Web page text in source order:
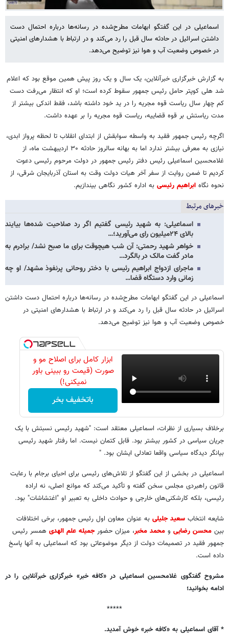
اسماعیلی در این گفتگو ابهامات مطرح‌شده در رسانه‌ها درباره احتمال دست
داشتن اسرائیل در حادثه سال قبل را رد می‌کند و در ارتباط با هشدارهای امنیتی
در خصوص وضعیت آب و هوا نیز توضیح می‌دهد.
به گزارش خبرگزاری خبرآنلاین، یک سال و یک روز پیش همین موقع بود که اعلام
شد هلی کوپتر حامل رئیس جمهور سقوط کرده است؛ او که انتظار می‌رفت دست
کم چهار سال ریاست قوه مجریه را در ید خود داشته باشد، فقط اندکی بیشتر از
مدت ریاستش بر قوه قضاییه، ریاست قوه مجریه را بر عهده داشت.
اگرچه رئیس جمهور فقید به واسطه سوابقش از ابتدای انقلاب تا لحظه پرواز ابدی،
نیازی به معرفی بیشتر ندارد اما به بهانه سالروز حادثه ۳۰ اردیبهشت ماه، از
غلامحسین اسماعیلی رئیس دفتر رئیس جمهور در دولت مرحوم رئیسی دعوت
کردیم تا ضمن روایت از سفر آخر هیات دولت وقت به استان آذربایجان شرقی، از
نحوه نگاه ابراهیم رئیسی به اداره کشور نگاهی بیندازیم.
خبرهای مرتبط
اسماعیلی: به شهید رئیسی گفتیم اگر رد صلاحیت شده‌ها بیایند
بالای ۲۴میلیون رای می‌آورید؛…
خواهر شهید رحمتی: آن شب هیچوقت برای ما صبح نشد/ برادرم به
مادر گفت مالک در بالگرد…
ماجرای ازدواج ابراهیم رئیسی با دختر روحانی پرنفوذ مشهد/ او چه
زمانی وارد دستگاه قضا…
اسماعیلی در این گفتگو ابهامات مطرح‌شده در رسانه‌ها درباره احتمال دست داشتن
اسرائیل در حادثه سال قبل را رد می‌کند و در ارتباط با هشدارهای امنیتی در
خصوص وضعیت آب و هوا نیز توضیح می‌دهد.
ابزار کامل برای اصلاح مو و
صورت (قیمت رو ببینی باور
نمیکنی!)
باتخفیف بخر
برخلاف بسیاری از نظرات، اسماعیلی معتقد است: "شهید رئیسی نسبتش با یک
جریان سیاسی در کشور بیشتر بود. قابل کتمان نیست. اما رفتار شهید رئیسی
بیانگر دیدگاه سیاسی واقعا تعادلی ایشان بود. "
اسماعیلی در بخشی از این گفتگو از تلاش‌های رئیسی برای احیای برجام با رعایت
قانون راهبردی مجلس سخن گفته و تأکید می‌کند که موانع اصلی، نه اراده
رئیسی، بلکه کارشکنی‌های خارجی و حوادث داخلی به تعبیر او "اغتشاشات" بود.
شایعه انتخاب سعید جلیلی به عنوان معاون اول رئیس جمهور، برخی اختلافات
بین محسن رضایی و محمد مخبر، میزان حضورجمیله علم الهدی همسر رئیس
جمهور فقید در تصمیمات دولت از دیگر موضوعاتی بود که اسماعیلی به آنها پاسخ
داده است.
مشروح گفتگوی غلامحسین اسماعیلی در «کافه خبر» خبرگزاری خبرآنلاین را در
ادامه بخوانید؛
*****
* آقای اسماعیلی به «کافه خبر» خوش آمدید.